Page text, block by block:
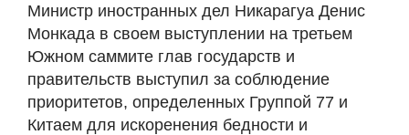
Министр иностранных дел Никарагуа Денис
Монкада в своем выступлении на третьем
Южном саммите глав государств и
правительств выступил за соблюдение
приоритетов, определенных Группой 77 и
Китаем для искоренения бедности и